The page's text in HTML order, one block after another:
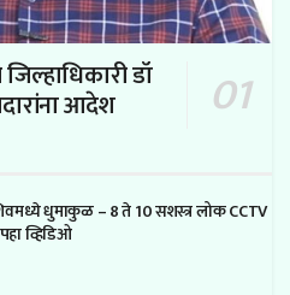
डॉ
आदेश
धुमाकुळ – 8 ते 10 सशस्त्र लोक CCTV
व्हिडिओ